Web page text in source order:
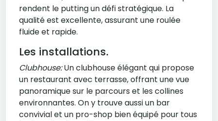
rendent le putting un défi stratégique. La
qualité est excellente, assurant une roulée
fluide et rapide.
Les installations.
Clubhouse:Un clubhouse élégant qui propose
un restaurant avec terrasse, offrant une vue
panoramique sur le parcours et les collines
environnantes. On y trouve aussi un bar
convivial et un pro-shop bien équipé pour tous